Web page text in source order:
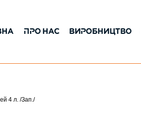
ПРО НАС ВИРОБНИЦТВО
4 л. /Зап./